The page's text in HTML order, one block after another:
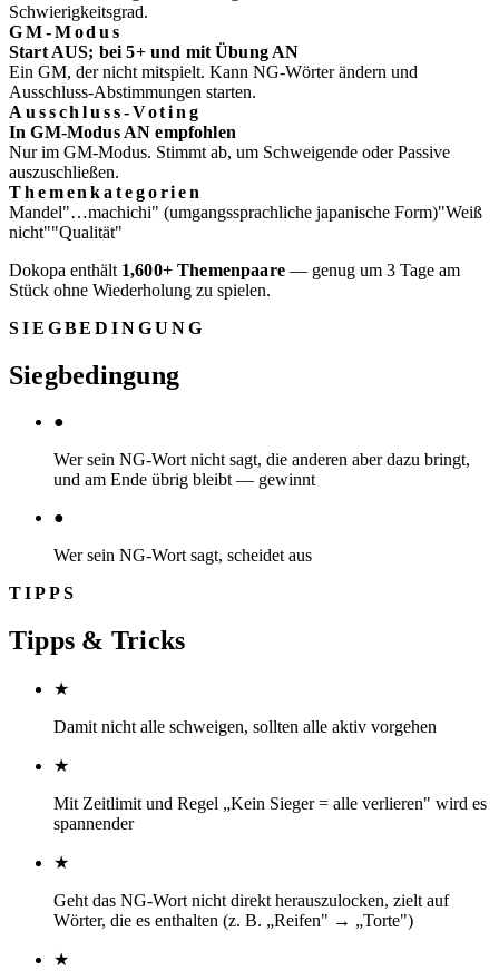
Schwierigkeitsgrad.
GM-Modus
Start AUS; bei 5+ und mit Übung AN
Ein GM, der nicht mitspielt. Kann NG-Wörter ändern und
Ausschluss-Abstimmungen starten.
Ausschluss-Voting
In GM-Modus AN empfohlen
Nur im GM-Modus. Stimmt ab, um Schweigende oder Passive
auszuschließen.
Themenkategorien
Mandel"…machichi" (umgangssprachliche japanische Form)"Weiß
nicht""Qualität"
Dokopa enthält 1,600+ Themenpaare— genug um 3 Tage am
Stück ohne Wiederholung zu spielen.
SIEGBEDINGUNG
Siegbedingung
●
Wer sein NG-Wort nicht sagt, die anderen aber dazu bringt,
und am Ende übrig bleibt — gewinnt
●
Wer sein NG-Wort sagt, scheidet aus
TIPPS
Tipps & Tricks
★
Damit nicht alle schweigen, sollten alle aktiv vorgehen
★
Mit Zeitlimit und Regel „Kein Sieger = alle verlieren" wird es
spannender
★
Geht das NG-Wort nicht direkt herauszulocken, zielt auf
Wörter, die es enthalten (z. B. „Reifen" → „Torte")
★